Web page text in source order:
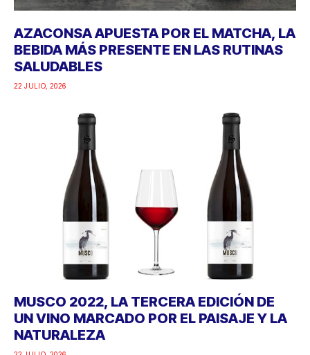
AZACONSA APUESTA POR EL MATCHA, LA
BEBIDA MÁS PRESENTE EN LAS RUTINAS
SALUDABLES
22 JULIO, 2026
MUSCO 2022, LA TERCERA EDICIÓN DE
UN VINO MARCADO POR EL PAISAJE Y LA
NATURALEZA